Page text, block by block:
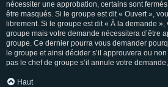
nécessiter une approbation, certains sont
être masqués. Si le groupe est dit « Ouvert »,
librement. Si le groupe est dit « À la demande
groupe mais votre demande nécessitera d’être
groupe. Ce dernier pourra vous demander
le groupe et ainsi décider s’il approuvera ou
pas le chef de groupe s’il annule votre
Haut